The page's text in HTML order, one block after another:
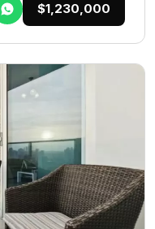
$1,230,000